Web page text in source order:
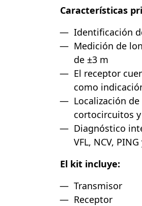
Características
Identificación
Medición de
de ±3 m
El receptor
como
Localización
cortocircuitos
Diagnóstico
VFL, NCV, PING
El kit incluye:
Transmisor
Receptor